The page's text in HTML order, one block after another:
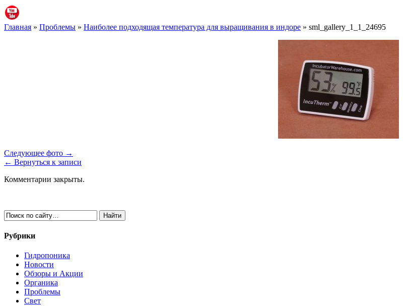
Главная » Проблемы » Наиболее подходящая температура для выращивания в индоре » sml_gallery_1_1_24695
Следующее фото →
← Вернуться к записи
Комментарии закрыты.
Рубрики
Гидропоника
Новости
Обзоры и Акции
Органика
Проблемы
Свет